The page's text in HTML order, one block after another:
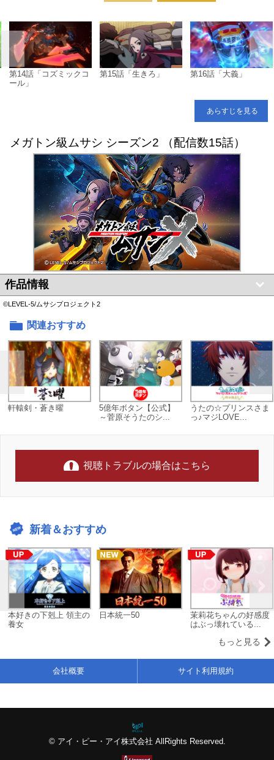
第14話「コズミックコ
ール」
第15話「生きろ」 第16話「大義」
あらすじを見る
メガトン級ムサシ シーズン2 （配信数15話）
作品情報
©LEVEL-5/ムサシプロジェクト2
関連おすすめ
軒轅剣・蒼き曜
5億年ボタン【公式】
～菅原そうたのシ...
うたの☆プリンスさま
っ♪マジLOVE...
視聴トラブルの場合はこちら
新着＆おすすめ
本好きの下剋上 領主の
養女
日本統一50
茉莉花ちゃんの好感度
はぶっ壊れている...
もっと見る
© アイ・ピー・アイ株式会社 AllRights Reserved.
会社概要 サイト利用規約